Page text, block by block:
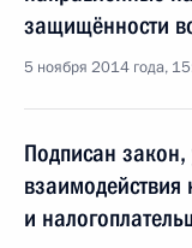
защищённости
5 ноября 2014 года,
Подписан
взаимодействия
и